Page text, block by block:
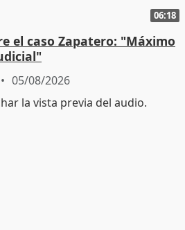
06:18
el caso Zapatero: "Máximo
05/08/2026